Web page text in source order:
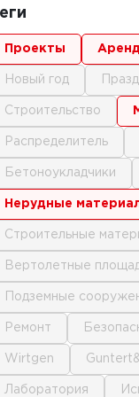
проекты
новый год
строительство
распределитель
бетоноукладчики
нерудные
строительные
вертолетные
подземные
ремонт
Wirtgen
лаборатория